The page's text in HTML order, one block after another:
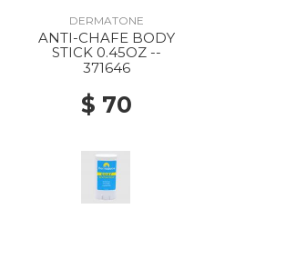
DERMATONE
ANTI-CHAFE BODY
STICK 0.45OZ --
371646
$ 70